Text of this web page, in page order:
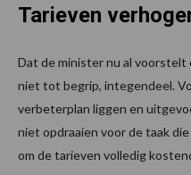
Tarieven
Dat de minister nu al
niet tot begrip, integendeel.
verbeterplan liggen en
niet opdraaien voor de taak
om de tarieven volledig